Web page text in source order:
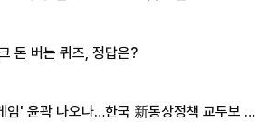
돈 버는 퀴즈, 정답은?
임' 윤곽 나오나…한국 新통상정책 교두보 활